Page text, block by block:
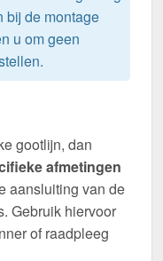
bij de montage
u om geen
gootlijn, dan
afmetingen
aansluiting van de
Gebruik hiervoor
of raadpleeg